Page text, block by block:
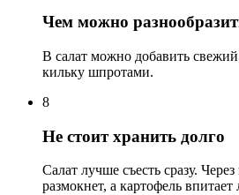
Чем можно
В салат можно добавить
кильку шпротами.
8
Не стоит хранить долго
Салат лучше съесть сразу.
размокнет, а картофель